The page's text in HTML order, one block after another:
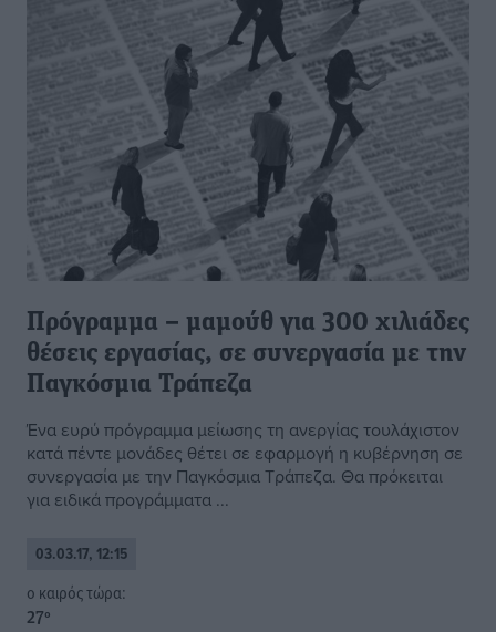
Πρόγραμμα – μαμούθ για 300 χιλιάδες
θέσεις εργασίας, σε συνεργασία με την
Παγκόσμια Τράπεζα
Ένα ευρύ πρόγραμμα μείωσης τη ανεργίας τουλάχιστον
κατά πέντε μονάδες θέτει σε εφαρμογή η κυβέρνηση σε
συνεργασία με την Παγκόσμια Τράπεζα. Θα πρόκειται
για ειδικά προγράμματα ...
03.03.17, 12:15
o καιρός τώρα:
27°